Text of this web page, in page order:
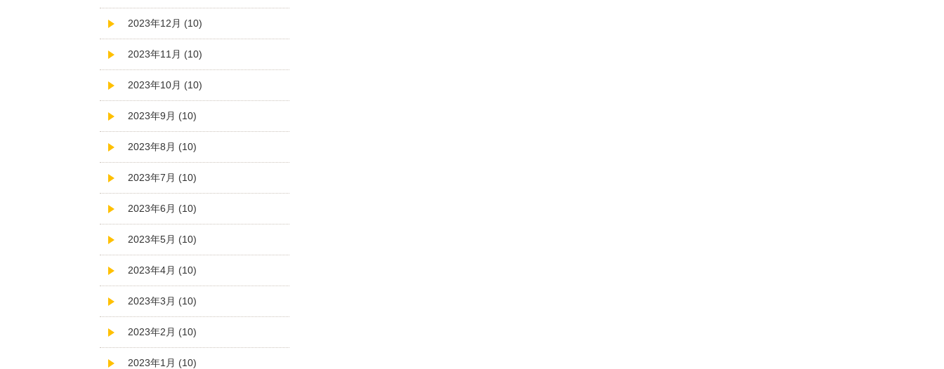
2023年12月 (10)
2023年11月 (10)
2023年10月 (10)
2023年9月 (10)
2023年8月 (10)
2023年7月 (10)
2023年6月 (10)
2023年5月 (10)
2023年4月 (10)
2023年3月 (10)
2023年2月 (10)
2023年1月 (10)